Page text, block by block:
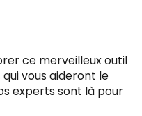
ce merveilleux outil
vous aideront le
experts sont là pour